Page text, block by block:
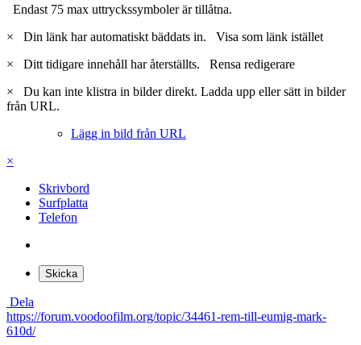
Skriv ett svar...
×
Klistras in som rik text.Återställ formatering
Du kan inte klistra in bilder direkt. Ladda upp eller sätt in bilder
från URL.
Surfplatta
Telefon